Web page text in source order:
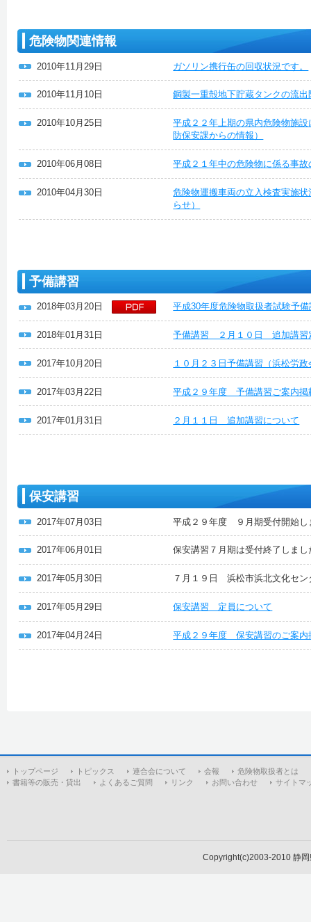
危険物関連情報
2010年11月29日 ガソリン携行缶の回収状況です。
2010年11月10日 鋼製一重殻地下貯蔵タンクの流
2010年10月25日
平成２２年上期の県内危険物施
防保安課からの情報）
2010年06月08日 平成２１年中の危険物に係る事
2010年04月30日
危険物運搬車両の立入検査実施
らせ）
予備講習
2018年03月20日 平成30年度危険物取扱者試験予
2018年01月31日 予備講習 ２月１０日 追加講習
2017年10月20日 １０月２３日予備講習（浜松労
2017年03月22日 平成２９年度 予備講習ご案内掲
2017年01月31日 ２月１１日 追加講習について
保安講習
2017年07月03日 平成２９年度 ９月期受付開始し
2017年06月01日 保安講習７月期は受付終了しまし
2017年05月30日 ７月１９日 浜松市浜北文化セ
2017年05月29日 保安講習 定員について
2017年04月24日 平成２９年度 保安講習のご案内
トップページ トピックス 連合会について 会報
危険物取扱者とは
書籍等の販売・貸出
よくあるご質問 リンク お問い合わせ サイトマ
Copyright(c)2003-2010 静